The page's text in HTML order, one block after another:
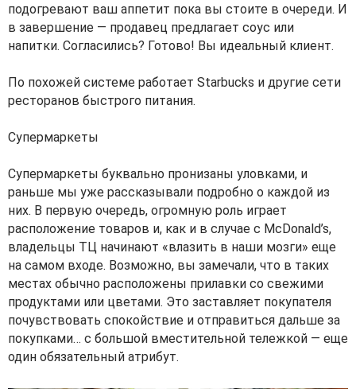
подогревают ваш аппетит пока вы стоите в очереди. И
в завершение — продавец предлагает соус или
напитки. Согласились? Готово! Вы идеальный клиент.
По похожей системе работает Starbucks и другие сети
ресторанов быстрого питания.
Супермаркеты
Супермаркеты буквально пронизаны уловками, и
раньше мы уже рассказывали подробно о каждой из
них. В первую очередь, огромную роль играет
расположение товаров и, как и в случае с McDonald’s,
владельцы ТЦ начинают «влазить в наши мозги» еще
на самом входе. Возможно, вы замечали, что в таких
местах обычно расположены прилавки со свежими
продуктами или цветами. Это заставляет покупателя
почувствовать спокойствие и отправиться дальше за
покупками… с большой вместительной тележкой — еще
один обязательный атрибут.